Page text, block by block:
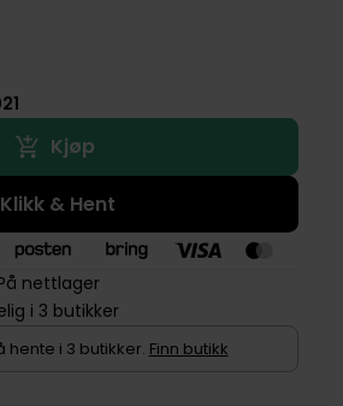
Kjøp
Klikk & Hent
nettlager
i 3 butikker
hente i 3 butikker. Finn butikk